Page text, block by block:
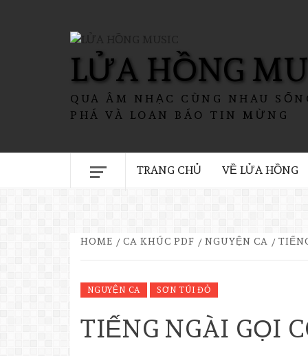
LỬA HỒNG
QUA ÂM NHẠC CÙNG NHAU
PHÁ VÀ LOAN BÁO TIN MỪNG
TRANG CHỦ VỀ LỬA HỒNG
HOME CA KHÚC PDF NGUYỆN CA
NGUYỆN CA SƠN TÚI ĐỎ
TIẾNG NGÀI GỌI